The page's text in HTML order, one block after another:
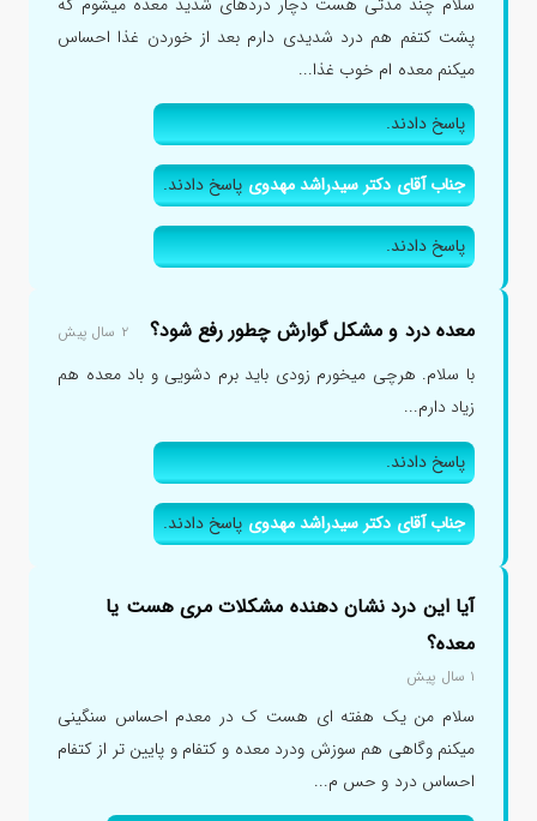
پشت کتفم هم درد شدیدی دارم بعد از خوردن غذا احساس
میکنم معده ام خوب غذا...
پاسخ دادند.
جناب آقای دکتر سیدراشد مهدویپاسخ دادند.
پاسخ دادند.
معده درد و مشکل گوارش چطور رفع شود؟ ۲ سال پیش
با سلام. هرچی میخورم زودی باید برم دشویی و باد معده هم
زیاد دارم...
پاسخ دادند.
جناب آقای دکتر سیدراشد مهدویپاسخ دادند.
آیا این درد نشان دهنده مشکلات مری هست یا
معده؟
۱ سال پیش
سلام من یک هفته ای هست ک در معدم احساس سنگینی
میکنم وگاهی هم سوزش ودرد معده و کتفام و پایین تر از کتفام
احساس درد و حس م...